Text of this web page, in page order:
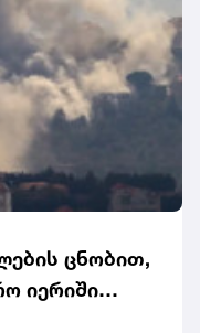
ცნობით,
იერიში